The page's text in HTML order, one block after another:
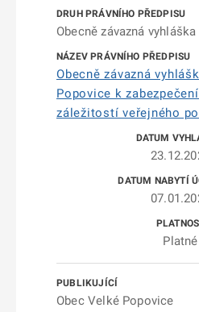
Obecně závazná vyhláška
Obecně závazná
Popovice k
záležitostí veřejného
Platné
Obec Velké Popovice